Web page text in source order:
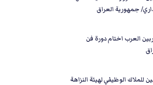
جمهورية العراق
العرب اختام دورة فن
للملاك الوظيفي لهيئة النزاهة